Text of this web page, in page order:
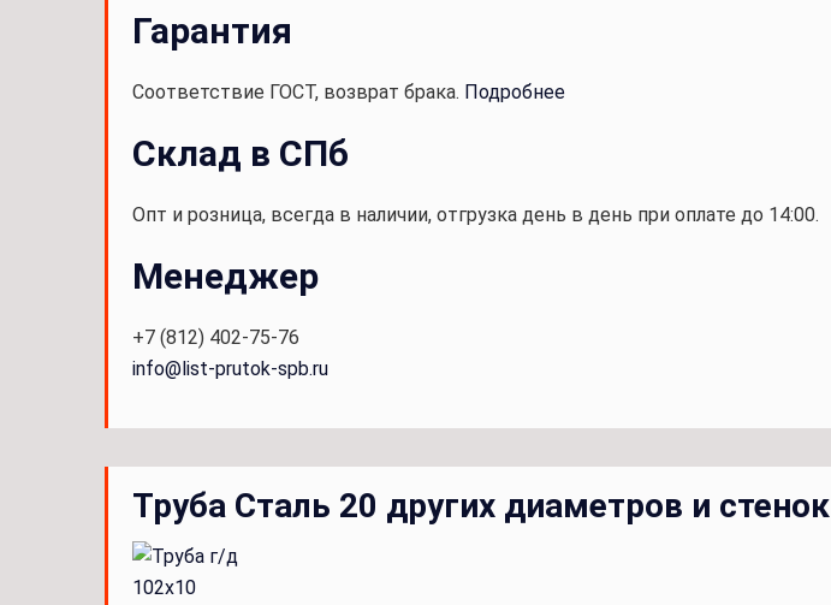
Гарантия
Соответствие ГОСТ, возврат брака. Подробнее
Склад в СПб
Опт и розница, всегда в наличии, отгрузка день в день при оплате до 14:00.
Менеджер
+7 (812) 402-75-76
info@list-prutok-spb.ru
Труба Сталь 20 других диаметров и стенок
102x10